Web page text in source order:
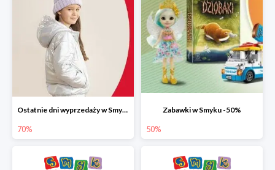
Ostatnie dni wyprzedaży w Smyku do -70%
70%
Zabawki w Smyku -50%
50%